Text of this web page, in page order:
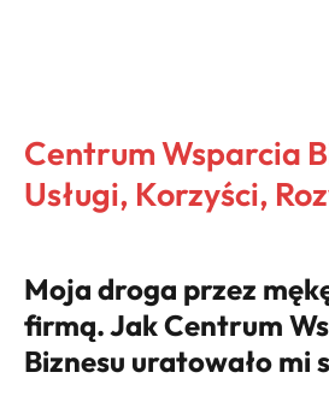
Centrum Wsparcia
Usługi, Korzyści,
Moja droga przez
firmą. Jak Centrum
Biznesu uratowało mi